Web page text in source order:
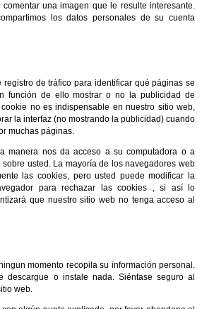
una imagen que le resulte interesante.
los datos personales de su cuenta
registro de tráfico para identificar qué páginas se
función de ello mostrar o no la publicidad de
no es indispensable en nuestro sitio web,
la interfaz (no mostrando la publicidad) cuando
muchas páginas.
manera nos da acceso a su computadora o a
usted. La mayoría de los navegadores web
las cookies, pero usted puede modificar la
para rechazar las cookies , si así lo
que nuestro sitio web no tenga acceso al
momento recopila su información personal.
descargue o instale nada. Siéntase seguro al
web.